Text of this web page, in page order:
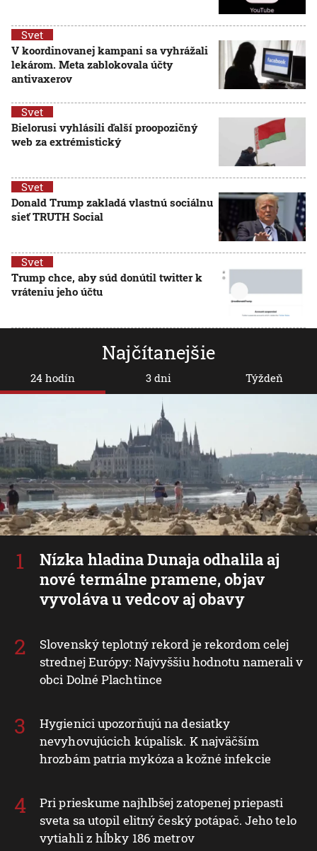
Svet
V koordinovanej kampani sa vyhrážali
lekárom. Meta zablokovala účty
antivaxerov
Svet
Bielorusi vyhlásili ďalší proopozičný
web za extrémistický
Svet
Donald Trump zakladá vlastnú sociálnu
sieť TRUTH Social
Svet
Trump chce, aby súd donútil twitter k
vráteniu jeho účtu
Najčítanejšie
24 hodín
Nízka hladina Dunaja odhalila aj
nové termálne pramene, objav
vyvoláva u vedcov aj obavy
Slovenský teplotný rekord je rekordom celej
strednej Európy: Najvyššiu hodnotu namerali v
obci Dolné Plachtince
Hygienici upozorňujú na desiatky
nevyhovujúcich kúpalísk. K najväčším
hrozbám patria mykóza a kožné infekcie
Pri prieskume najhlbšej zatopenej priepasti
sveta sa utopil elitný český potápač. Jeho telo
vytiahli z hĺbky 186 metrov
3 dni Týždeň